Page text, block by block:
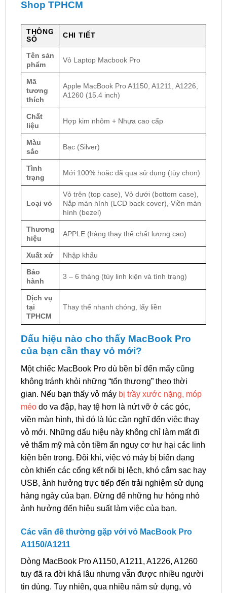
Shop TPHCM
THÔNG
SỐ
CHI TIẾT
Tên sản
phẩm
Vỏ Laptop Macbook Pro
Mã
tương
thích
Apple MacBook Pro A1150, A1211, A1226,
A1260 (15.4 inch)
Chất
liệu
Hợp kim nhôm + Nhựa cao cấp
Màu
sắc
Bạc (Silver)
Tình
trạng
Mới 100% hoặc đã qua sử dụng (tùy chọn)
Loại vỏ
Vỏ trên (top case), Vỏ dưới (bottom case),
Nắp màn hình (LCD back cover), Viền màn
hình (bezel)
Thương
hiệu
APPLE (hàng thay thế chất lượng cao)
Xuất xứ Nhập khẩu
Bảo
hành
3 – 6 tháng (tùy linh kiện và tình trạng)
Dịch vụ
tại
TPHCM
Thay thế nhanh chóng, lấy liền
Dấu hiệu nào cho thấy MacBook Pro
của bạn cần thay vỏ mới?
Một chiếc MacBook Pro dù bền bỉ đến mấy cũng
không tránh khỏi những “tổn thương” theo thời
gian. Nếu bạn thấy vỏ máy bị trầy xước nặng, móp
méodo va đập, hay tệ hơn là nứt vỡ ở các góc,
viền màn hình, thì đó là lúc cần nghĩ đến việc thay
vỏ mới. Những dấu hiệu này không chỉ làm mất đi
vẻ thẩm mỹ mà còn tiềm ẩn nguy cơ hư hại các linh
kiện bên trong. Đôi khi, việc vỏ máy bị biến dạng
còn khiến các cổng kết nối bị lệch, khó cắm sạc hay
USB, ảnh hưởng trực tiếp đến trải nghiệm sử dụng
hàng ngày của bạn. Đừng để những hư hỏng nhỏ
ảnh hưởng đến hiệu suất làm việc của bạn.
Các vấn đề thường gặp với vỏ MacBook Pro
A1150/A1211
Dòng MacBook Pro A1150, A1211, A1226, A1260
tuy đã ra đời khá lâu nhưng vẫn được nhiều người
tin dùng. Tuy nhiên, qua nhiều năm sử dụng, vỏ